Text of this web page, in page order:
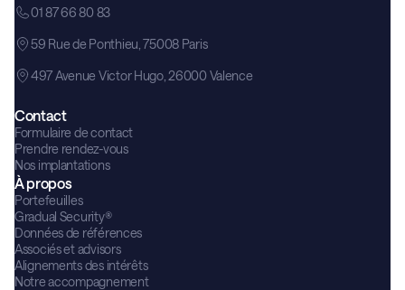
01 87 66 80 83
59 Rue de Ponthieu, 75008 Paris
497 Avenue Victor Hugo, 26000 Valence
Contact
Formulaire de contact
Prendre rendez-vous
Nos implantations
À propos
Portefeuilles
Gradual Security®
Données de références
Associés et advisors
Alignements des intérêts
Notre accompagnement